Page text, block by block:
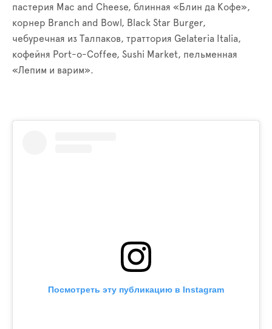
пастерия Mac and Cheese, блинная «Блин да Кофе»,
корнер Branch and Bowl, Black Star Burger,
чебуречная из Талпаков, траттория Gelateria Italia,
кофейня Port-o-Coffee, Sushi Market, пельменная
«Лепим и варим».
Посмотреть эту публикацию в Instagram